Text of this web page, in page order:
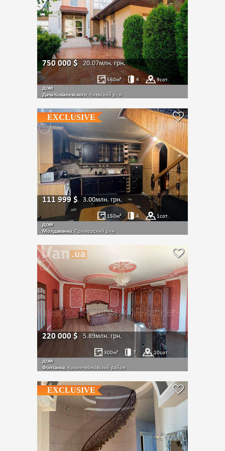
750 000$ 20.07млн.грн.
560м² 4 9сот.
дом
Дача Ковалевского, Киевский р.- н
EXCLUSIVE
111 999 $ 3.00млн. грн.
150м² 4 1сот.
дом
Молдаванка, Приморский р.- н
220 000$ 5.89млн. грн.
300м² 7 10сот.
дом
Фонтанка, Коминтерновский район
EXCLUSIVE